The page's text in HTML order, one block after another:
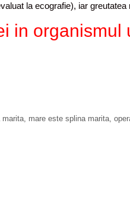
la ecografie), iar
in organismul
marita, mare este splina marita,